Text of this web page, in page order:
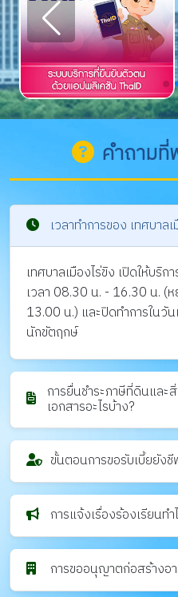
คำถามที่
เวลาทำการของ เทศบาล
เทศบาลเมืองไร่ขิง เปิดให้บ
เวลา 08.30 น. - 16.30 น. (
13.00 น.) และปิดทำการในวั
นักขัตฤกษ์
การยื่นชำระภาษีที่ดินและ
เอกสารอะไรบ้าง?
ขั้นตอนการขอรับเบี้ยยัง
การแจ้งเรื่องร้องเรียนทำ
การขออนุญาตก่อสร้างอ